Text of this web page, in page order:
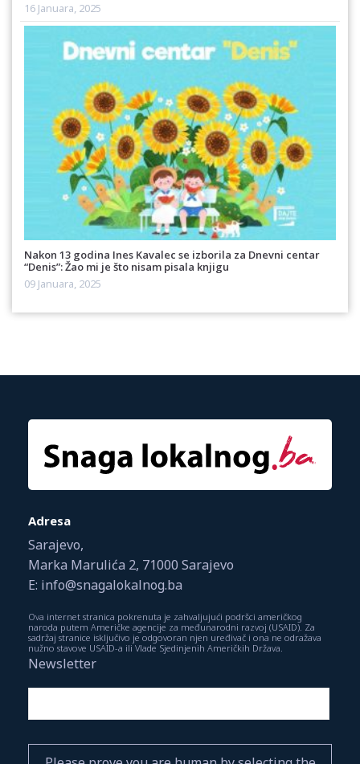
16 Januara, 2025
Nakon 13 godina Ines Kavalec se izborila za Dnevni centar
“Denis”: Žao mi je što nisam pisala knjigu
09 Januara, 2025
Adresa
Sarajevo,
Marka Marulića 2, 71000 Sarajevo
E: info@snagalokalnog.ba
Ova internet stranica pokrenuta je zahvaljujući podršci američkog
naroda putem Američke agencije za međunarodni razvoj (USAID). Za
sadržaj stranice isključivo je odgovoran njen uređivač i ona ne odražava
nužno stavove USAID-a ili Vlade Sjedinjenih Američkih Država.
Newsletter